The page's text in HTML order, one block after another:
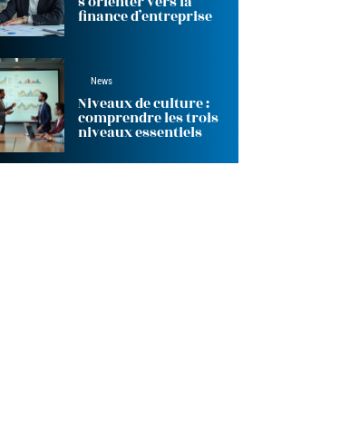
finance d’entreprise
News
Niveaux de culture :
comprendre les trois
niveaux essentiels